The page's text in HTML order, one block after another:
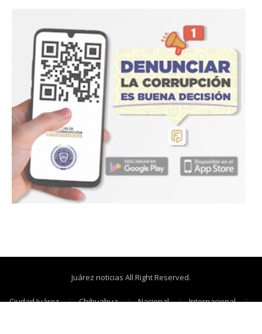
Juárez noticias All Right Reserved.
Ciudad Juárez Chihuahua Nacional
Internacional